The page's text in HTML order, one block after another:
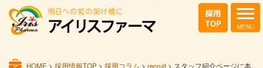
HOME > 採用情報TOP > 採用コラム > recruit > スタッフ紹介ページに本